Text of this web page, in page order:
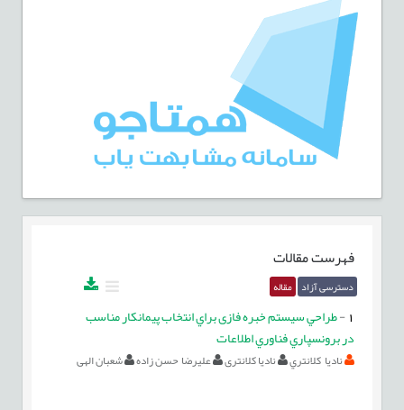
فهرست مقالات
دسترسی آزاد مقاله
-طراحي سيستم خبره فازی براي انتخاب پیمانکار مناسب
در برونسپاري فناوري اطلاعات
ناديا کلانتري نادیا کلانتری علیرضا حسن زاده شعبان الهی